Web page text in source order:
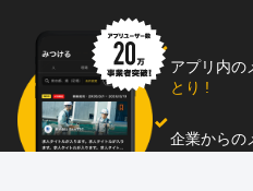
アプリ内の
とり !
企業からの